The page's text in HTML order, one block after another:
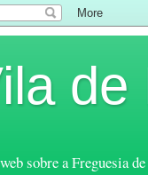
de
sobre a Freguesia